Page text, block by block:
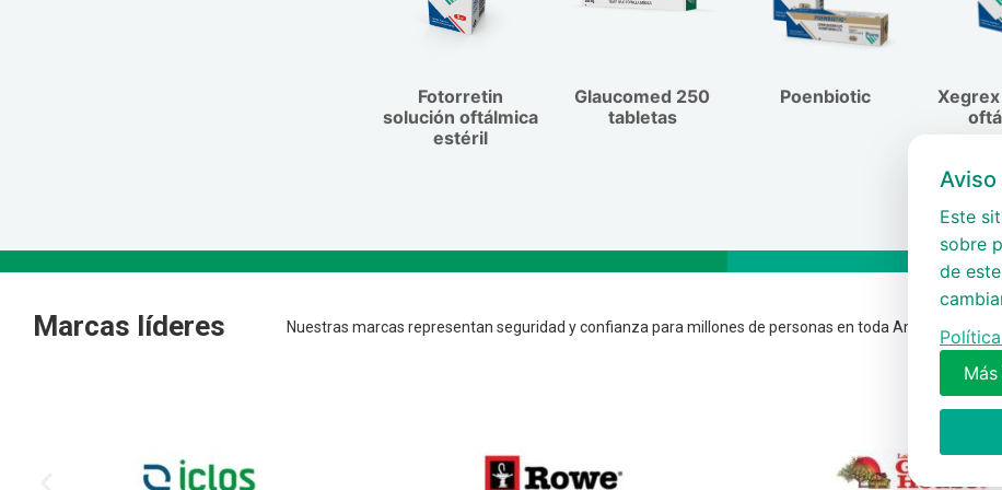
desaparecen rápidamente. Las reacciones adversas de
Timolol informadas con mayor frecuencia han sido ardor y
El cambio en el color del iris ocurre lentamente y puede no
patológico. Luego de descontinuar el tratamiento la
pigmentación no aumenta pero el cambio de color
Fotorretin
solución oftálmica
estéril
Glaucomed 250
tabletas
Poenbiotic
Marcas líderes Nuestras marcas representan seguridad y confianza para millones de personas en toda América.
Este
sobre
de